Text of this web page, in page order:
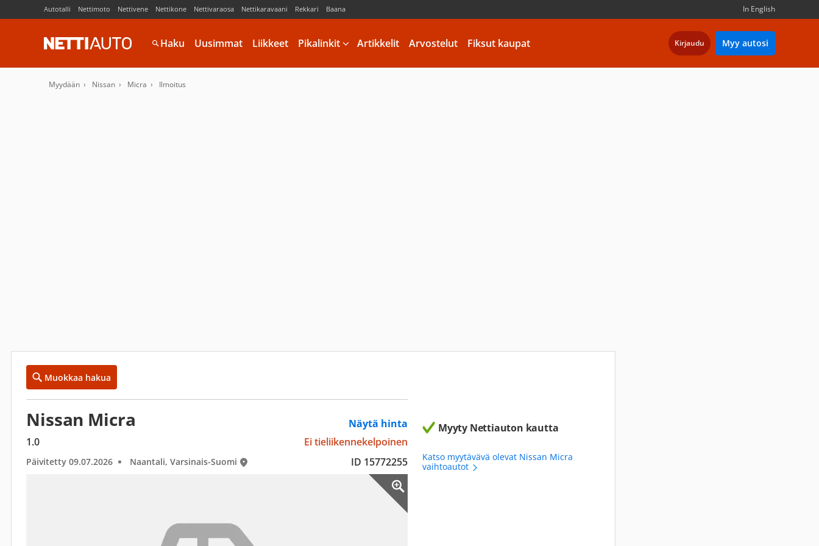
Autotalli Nettimoto Nettivene Nettikone Nettivaraosa Nettikaravaani Rekkari Baana In English
Haku Uusimmat Liikkeet Pikalinkit Artikkelit Arvostelut Fiksut kaupat Kirjaudu Myy autosi
Myydään Nissan Micra Ilmoitus
Muokkaa hakua
Nissan Micra
Näytä hinta
1.0
Ei tieliikennekelpoinen
Päivitetty 09.07.2026 Naantali, Varsinais-Suomi ID 15772255
Myyty Nettiauton kautta
Katso myytävävä olevat Nissan Micra
vaihtoautot